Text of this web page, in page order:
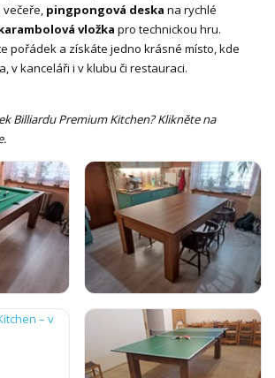
večeře, pingpongová deska na rychlé
vložka pro technickou hru.
pořádek a získáte jedno krásné místo, kde
v kanceláři i v klubu či restauraci.
Billiardu Premium Kitchen? Klikněte na